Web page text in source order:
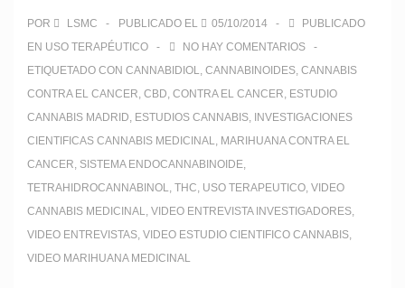
Pámies
y
el
Dr.
Francisco
Barnosell
POR LSMC PUBLICADO EL 05/10/2014
PUBLICADO
EN USO TERAPÉUTICO
NO HAY COMENTARIOS
ETIQUETADO CON CANNABIDIOL, CANNABINOIDES, CANNABIS
CONTRA EL CANCER, CBD, CONTRA EL CANCER, ESTUDIO
CANNABIS MADRID, ESTUDIOS CANNABIS, INVESTIGACIONES
CIENTIFICAS CANNABIS MEDICINAL, MARIHUANA CONTRA EL
CANCER, SISTEMA ENDOCANNABINOIDE,
TETRAHIDROCANNABINOL, THC, USO TERAPEUTICO, VIDEO
CANNABIS MEDICINAL, VIDEO ENTREVISTA INVESTIGADORES,
VIDEO ENTREVISTAS, VIDEO ESTUDIO CIENTIFICO CANNABIS,
VIDEO MARIHUANA MEDICINAL